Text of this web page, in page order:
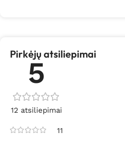
Pirkėjų atsiliepimai
5
12 atsiliepimai
11